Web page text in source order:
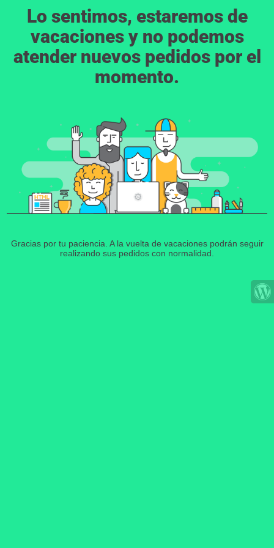
Lo sentimos, estaremos de
vacaciones y no podemos
atender nuevos pedidos por el
momento.
Gracias por tu paciencia. A la vuelta de vacaciones podrán seguir
realizando sus pedidos con normalidad.